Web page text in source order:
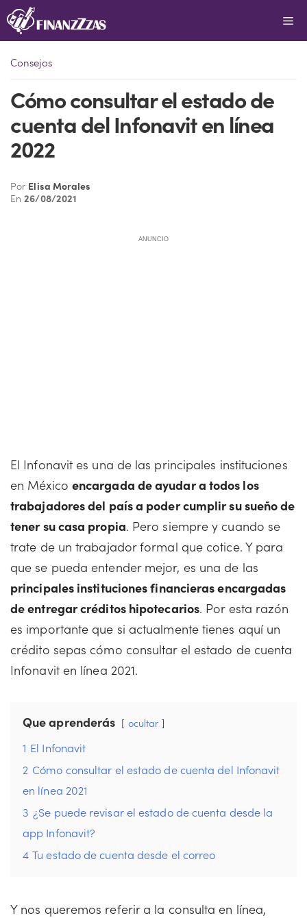
Saltar
al
Consejos
Cómo consultar el estado de
cuenta del Infonavit en línea
2022
Por Elisa Morales
En26/08/2021
ANUNCIO
El Infonavit es una de las principales instituciones
en México encargada de ayudar a todos los
trabajadores del país a poder cumplir su sueño de
tener su casa propia. Pero siempre y cuando se
trate de un trabajador formal que cotice. Y para
que se pueda entender mejor, es una de las
principales instituciones financieras encargadas
de entregar créditos hipotecarios. Por esta razón
es importante que si actualmente tienes aquí un
crédito sepas cómo consultar el estado de cuenta
Infonavit en línea 2021.
Que aprenderás ocultar
1 El Infonavit
2 Cómo consultar el estado de cuenta del Infonavit
en línea 2021
3 ¿Se puede revisar el estado de cuenta desde la
app Infonavit?
4 Tu estado de cuenta desde el correo
Y nos queremos referir a la consulta en línea,